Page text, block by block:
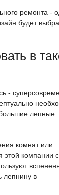
ремонта -
будет
в
-
лепные
комнат или
этой компании
лепнину в